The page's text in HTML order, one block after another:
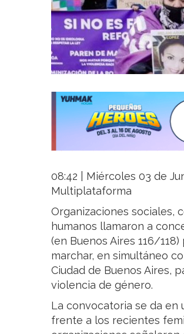
08:42 | Miércoles 03 de
Multiplataforma
Organizaciones sociales,
humanos llamaron a
(en Buenos Aires 116/
marchar, en simultáneo
Ciudad de Buenos Aires,
violencia de género.
La convocatoria se da
frente a los recientes